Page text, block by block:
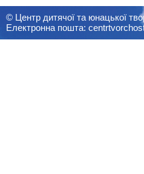
© Центр дитячої та юнацької
Електронна пошта: